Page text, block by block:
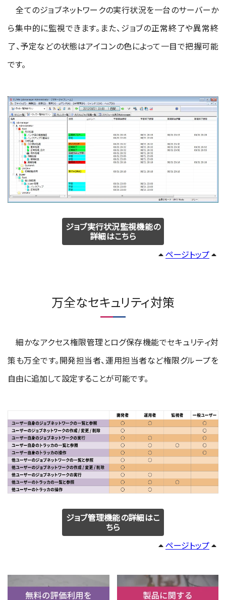
全てのジョブネットワークの実行状況を一台のサーバーか
ら集中的に監視できます。また、ジョブの正常終了や異常終
了、予定などの状態はアイコンの色によって一目で把握可能
です。
ジョブ実行状況監視機能の
詳細はこちら
ページトップ
万全なセキュリティ対策
細かなアクセス権限管理とログ保存機能でセキュリティ対
策も万全です。開発担当者、運用担当者など権限グループを
自由に追加して設定することが可能です。
ジョブ管理機能の詳細はこ
ちら
ページトップ